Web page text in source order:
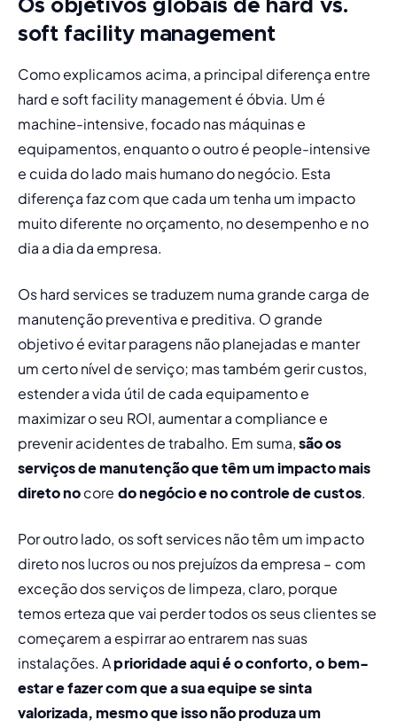
Os objetivos globais de hard vs.
softfacility management
Como explicamos acima, a principal diferença entre
machine-intensive, focado nas máquinas e
equipamentos, enquanto o outro é
e cuida do lado mais humano do negócio. Esta
diferença faz com que cada um tenha um impacto
muito diferente no orçamento, no desempenho e no
dia a dia da empresa.
Os hard services se
manutenção preventiva e preditiva. O grande
objetivo é evitar paragens não planejadas e manter
um certo nível de serviço; mas também gerir custos,
estender a vida útil de cada equipamento e
maximizar o seu ROI, aumentar a compliance e
prevenir acidentes de trabalho. Em suma, são os
serviços de manutenção que têm um impacto mais
direto no core do negócio e no controle de custos.
Por outro lado, os soft services não têm um impacto
direto nos lucros ou nos prejuízos da empresa – com
exceção dos serviços de limpeza, claro, porque
temos erteza que vai perder todos os seus clientes se
começarem a espirrar ao entrarem nas suas
instalações. A prioridade aqui é o conforto, o bem-
estar e fazer com que a sua equipe se sinta
valorizada, mesmo que isso não produza um